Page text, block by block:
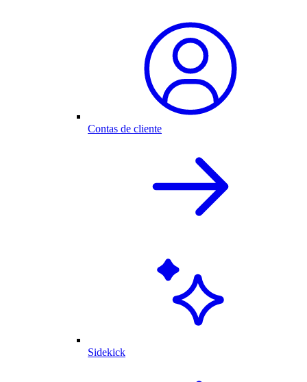
Contas de cliente
Sidekick